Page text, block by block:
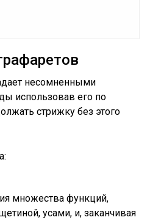
несомненными
использовав его по
стрижку без этого
множества функций,
усами, и, заканчивая